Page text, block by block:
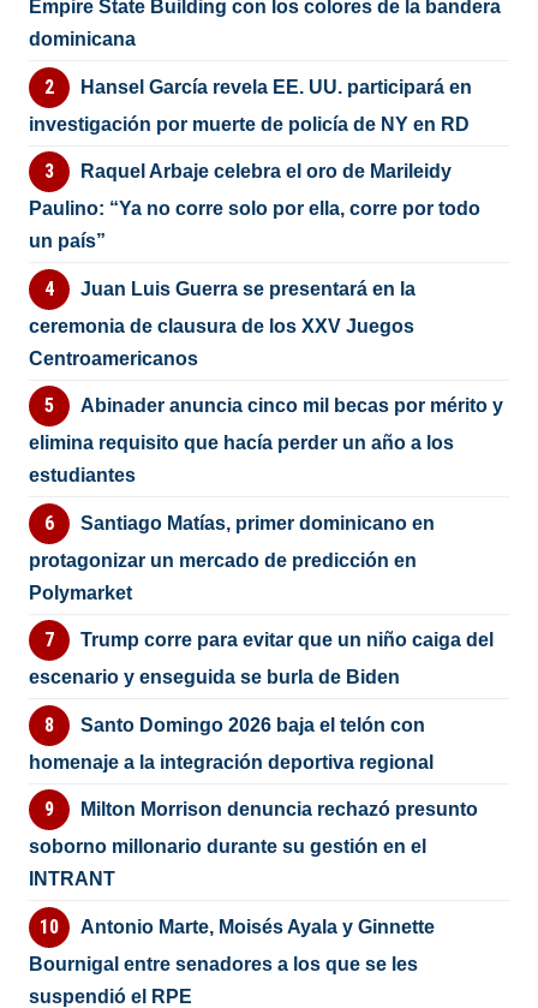
Empire State Building con los colores de la bandera
dominicana
Hansel García revela EE. UU. participará en
investigación por muerte de policía de NY en RD
Raquel Arbaje celebra el oro de Marileidy
Paulino: “Ya no corre solo por ella, corre por todo
un país”
Juan Luis Guerra se presentará en la
ceremonia de clausura de los XXV Juegos
Centroamericanos
Abinader anuncia cinco mil becas por mérito y
elimina requisito que hacía perder un año a los
estudiantes
Santiago Matías, primer dominicano en
protagonizar un mercado de predicción en
Polymarket
Trump corre para evitar que un niño caiga del
escenario y enseguida se burla de Biden
Santo Domingo 2026 baja el telón con
homenaje a la integración deportiva regional
Milton Morrison denuncia rechazó presunto
soborno millonario durante su gestión en el
INTRANT
Antonio Marte, Moisés Ayala y Ginnette
Bournigal entre senadores a los que se les
suspendió el RPE